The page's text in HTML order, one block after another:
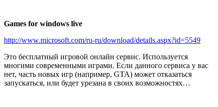
Games for windows live
http://www.microsoft.com/ru-ru/download/details.aspx?id=5549
Это бесплатный игровой онлайн сервис. Используется
многими современными играми. Если данного сервиса у вас
нет, часть новых игр (например, GTA) может отказаться
запускаться, или будет урезана в своих возможностях…